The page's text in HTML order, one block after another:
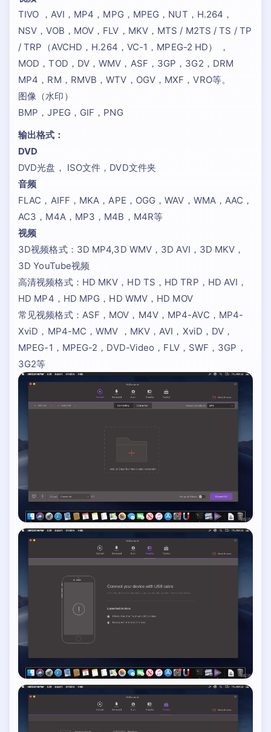
TIVO ，AVI，MP4，MPG，MPEG，NUT，H.264，
NSV，VOB，MOV，FLV，MKV，MTS / M2TS / TS / TP
/ TRP（AVCHD，H.264，VC-1，MPEG-2 HD） ，
MOD，TOD，DV，WMV，ASF，3GP，3G2，DRM
MP4，RM，RMVB，WTV，OGV，MXF，VRO等。
图像（水印）
BMP，JPEG，GIF，PNG
输出格式：
DVD
DVD光盘， ISO文件，DVD文件夹
音频
FLAC，AIFF，MKA，APE，OGG，WAV，WMA，AAC，
AC3，M4A，MP3，M4B，M4R等
视频
3D视频格式：3D MP4,3D WMV，3D AVI，3D MKV，
3D YouTube视频
高清视频格式：HD MKV，HD TS，HD TRP，HD AVI，
HD MP4，HD MPG，HD WMV，HD MOV
常见视频格式：ASF，MOV，M4V，MP4-AVC，MP4-
XviD，MP4-MC，WMV ，MKV，AVI，XviD，DV，
MPEG-1，MPEG-2，DVD-Video，FLV，SWF，3GP，
3G2等